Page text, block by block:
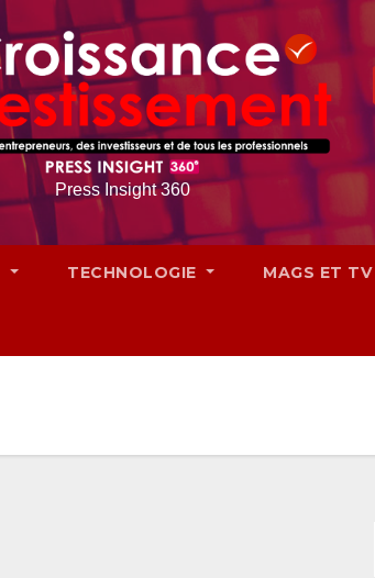
Press Insight 360
TECHNOLOGIE MAGS ET TV